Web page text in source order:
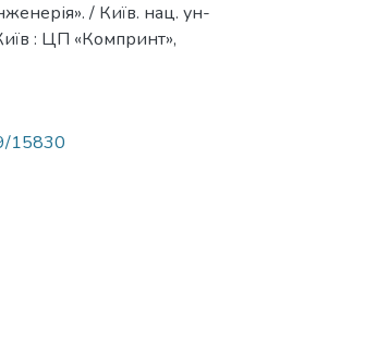
/ Київ. нац. ун-
: ЦП «Компринт»,
15830